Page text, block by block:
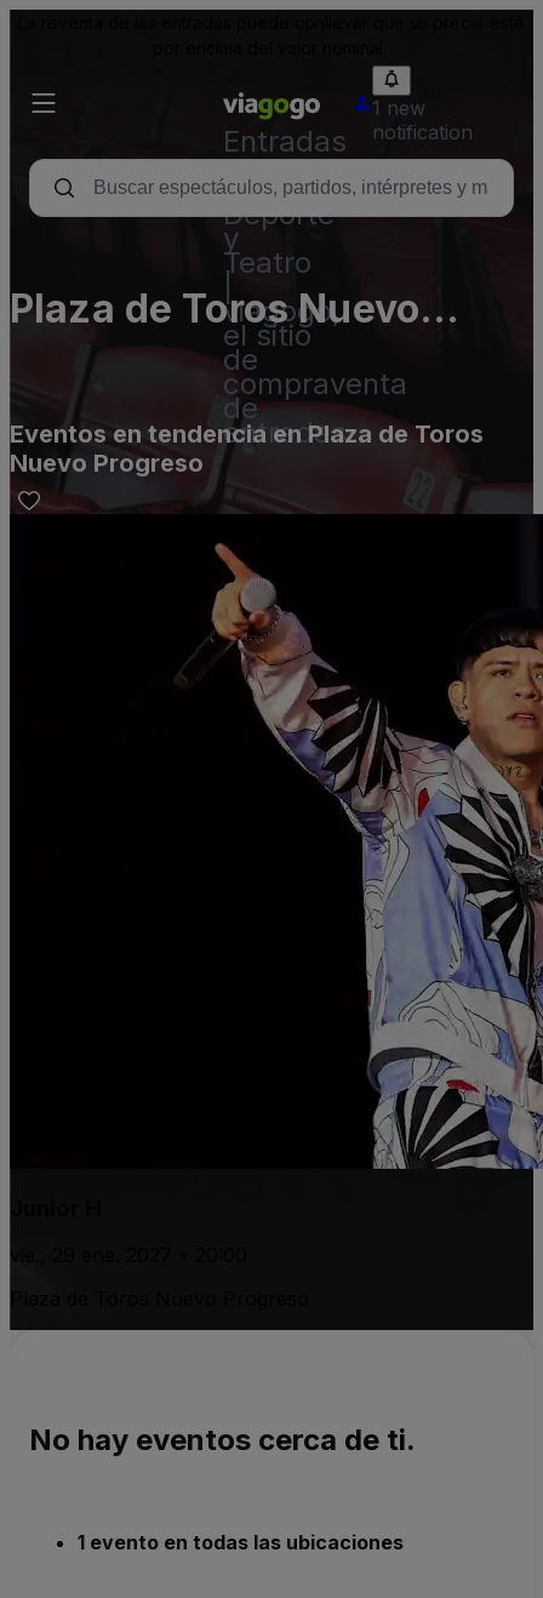
Entradas
para
Conciertos,
Deporte
y
Teatro
viagogo,
el sitio
de
compraventa
de
entradas
1 new
notification
Plaza de Toros Nuevo
Progreso
Eventos en tendencia en Plaza de Toros
Nuevo Progreso
No hay eventos cerca de ti.
1 evento en todas las ubicaciones